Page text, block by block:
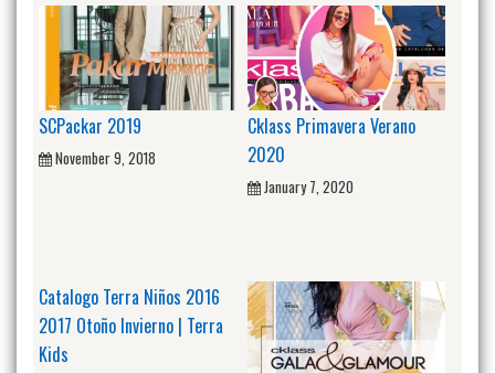
SCPackar 2019
November 9, 2018
Cklass Primavera Verano
2020
January 7, 2020
Catalogo Terra Niños 2016
2017 Otoño Invierno | Terra
Kids